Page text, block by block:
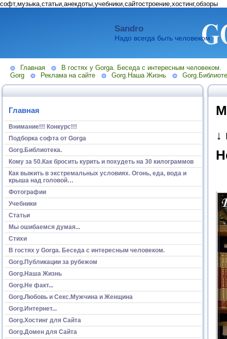
софт,музыка,статьи,анекдоты,учебники,сайтостроение,хостинг,обзоры
Sandro
Надо всегда быть человеком.
Главная
В гостях у Gorga. Беседа с интересным человеком.
Gorg
Реклама на сайте Gorg.Наша Жизнь
Главная
Внимание!!! Конкурс!!!
Подборка софта от Gorga
Gorg.Библиотека.
Кому за 50.Как бросить курить и похудеть на 30 килограммов
Как выжить в экстремальных условиях. Огонь, еда, вода и
крыша над головой…
Фотографии
Учебники
Статьи
Мы ошибаемся думая...
Стихи
В гостях у Gorga. Беседа с интересным человеком.
Gorg.Публикации за рубежом
Gorg.Наша Жизнь
Gorg.Не факт...
Gorg.Любовь и Секс.Мужчина и Женщина
Gorg.Интернет...
Gorg.Хостинг для Сайта
Gorg.Домен для Сайта